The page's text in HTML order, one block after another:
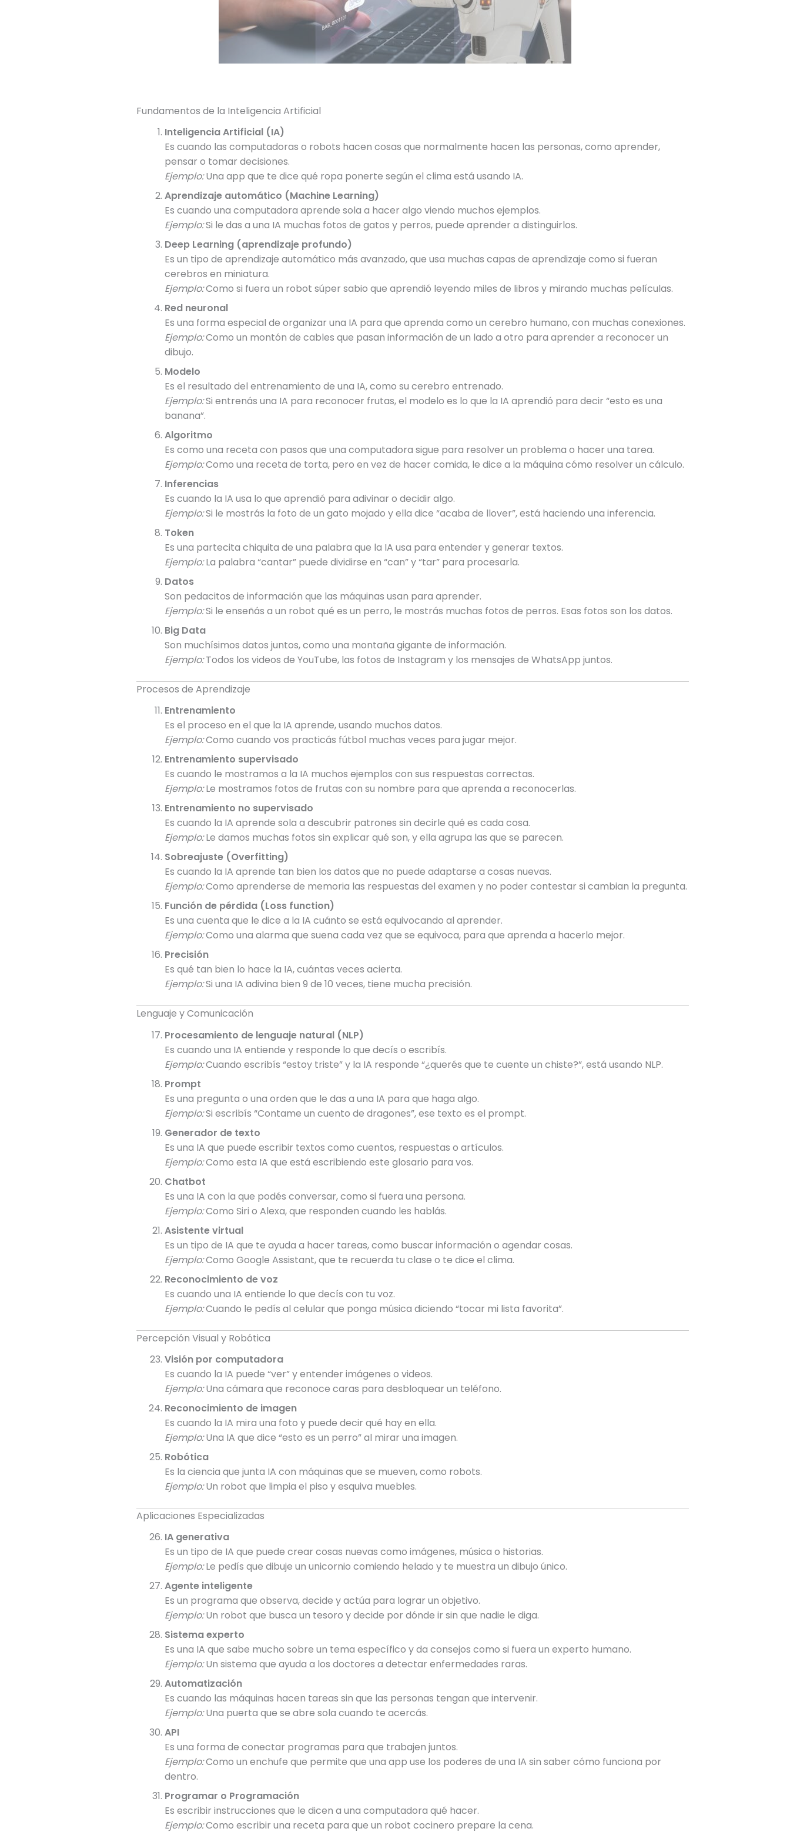
Fundamentos de la Inteligencia Artificial
Inteligencia Artificial (IA)
Es cuando las computadoras o robots hacen cosas que normalmente hacen las personas, como aprender,
pensar o tomar decisiones.
Ejemplo:Una app que te dice qué ropa ponerte según el clima está usando IA.
Aprendizaje automático (Machine Learning)
Es cuando una computadora aprende sola a hacer algo viendo muchos ejemplos.
Ejemplo:Si le das a una IA muchas fotos de gatos y perros, puede aprender a distinguirlos.
Deep Learning (aprendizaje profundo)
Es un tipo de aprendizaje automático más avanzado, que usa muchas capas de aprendizaje como si fueran
cerebros en miniatura.
Ejemplo:Como si fuera un robot súper sabio que aprendió leyendo miles de libros y mirando muchas películas.
Red neuronal
Es una forma especial de organizar una IA para que aprenda como un cerebro humano, con muchas conexiones.
Ejemplo:Como un montón de cables que pasan información de un lado a otro para aprender a reconocer un
dibujo.
Modelo
Es el resultado del entrenamiento de una IA, como su cerebro entrenado.
Ejemplo:Si entrenás una IA para reconocer frutas, el modelo es lo que la IA aprendió para decir “esto es una
banana”.
Algoritmo
Es como una receta con pasos que una computadora sigue para resolver un problema o hacer una tarea.
Ejemplo:Como una receta de torta, pero en vez de hacer comida, le dice a la máquina cómo resolver un cálculo.
Inferencias
Es cuando la IA usa lo que aprendió para adivinar o decidir algo.
Ejemplo:Si le mostrás la foto de un gato mojado y ella dice “acaba de llover”, está haciendo una inferencia.
Token
Es una partecita chiquita de una palabra que la IA usa para entender y generar textos.
Ejemplo:La palabra “cantar” puede dividirse en “can” y “tar” para procesarla.
Datos
Son pedacitos de información que las máquinas usan para aprender.
Ejemplo:Si le enseñás a un robot qué es un perro, le mostrás muchas fotos de perros. Esas fotos son los datos.
Big Data
Son muchísimos datos juntos, como una montaña gigante de información.
Ejemplo:Todos los videos de YouTube, las fotos de Instagram y los mensajes de WhatsApp juntos.
Procesos de Aprendizaje
Entrenamiento
Es el proceso en el que la IA aprende, usando muchos datos.
Ejemplo:Como cuando vos practicás fútbol muchas veces para jugar mejor.
Entrenamiento supervisado
Es cuando le mostramos a la IA muchos ejemplos con sus respuestas correctas.
Ejemplo:Le mostramos fotos de frutas con su nombre para que aprenda a reconocerlas.
Entrenamiento no supervisado
Es cuando la IA aprende sola a descubrir patrones sin decirle qué es cada cosa.
Ejemplo:Le damos muchas fotos sin explicar qué son, y ella agrupa las que se parecen.
Sobreajuste (Overfitting)
Es cuando la IA aprende tan bien los datos que no puede adaptarse a cosas nuevas.
Ejemplo:Como aprenderse de memoria las respuestas del examen y no poder contestar si cambian la pregunta.
Función de pérdida (Loss function)
Es una cuenta que le dice a la IA cuánto se está equivocando al aprender.
Ejemplo:Como una alarma que suena cada vez que se equivoca, para que aprenda a hacerlo mejor.
Precisión
Es qué tan bien lo hace la IA, cuántas veces acierta.
Ejemplo:Si una IA adivina bien 9 de 10 veces, tiene mucha precisión.
Lenguaje y Comunicación
Procesamiento de lenguaje natural (NLP)
Es cuando una IA entiende y responde lo que decís o escribís.
Ejemplo:Cuando escribís “estoy triste” y la IA responde “¿querés que te cuente un chiste?”, está usando NLP.
Prompt
Es una pregunta o una orden que le das a una IA para que haga algo.
Ejemplo:Si escribís “Contame un cuento de dragones”, ese texto es el prompt.
Generador de texto
Es una IA que puede escribir textos como cuentos, respuestas o artículos.
Ejemplo:Como esta IA que está escribiendo este glosario para vos.
Chatbot
Es una IA con la que podés conversar, como si fuera una persona.
Ejemplo:Como Siri o Alexa, que responden cuando les hablás.
Asistente virtual
Es un tipo de IA que te ayuda a hacer tareas, como buscar información o agendar cosas.
Ejemplo:Como Google Assistant, que te recuerda tu clase o te dice el clima.
Reconocimiento de voz
Es cuando una IA entiende lo que decís con tu voz.
Ejemplo:Cuando le pedís al celular que ponga música diciendo “tocar mi lista favorita”.
Percepción Visual y Robótica
Visión por computadora
Es cuando la IA puede “ver” y entender imágenes o videos.
Ejemplo:Una cámara que reconoce caras para desbloquear un teléfono.
Reconocimiento de imagen
Es cuando la IA mira una foto y puede decir qué hay en ella.
Ejemplo:Una IA que dice “esto es un perro” al mirar una imagen.
Robótica
Es la ciencia que junta IA con máquinas que se mueven, como robots.
Ejemplo:Un robot que limpia el piso y esquiva muebles.
Aplicaciones Especializadas
IA generativa
Es un tipo de IA que puede crear cosas nuevas como imágenes, música o historias.
Ejemplo:Le pedís que dibuje un unicornio comiendo helado y te muestra un dibujo único.
Agente inteligente
Es un programa que observa, decide y actúa para lograr un objetivo.
Ejemplo:Un robot que busca un tesoro y decide por dónde ir sin que nadie le diga.
Sistema experto
Es una IA que sabe mucho sobre un tema específico y da consejos como si fuera un experto humano.
Ejemplo:Un sistema que ayuda a los doctores a detectar enfermedades raras.
Automatización
Es cuando las máquinas hacen tareas sin que las personas tengan que intervenir.
Ejemplo:Una puerta que se abre sola cuando te acercás.
API
Es una forma de conectar programas para que trabajen juntos.
Ejemplo:Como un enchufe que permite que una app use los poderes de una IA sin saber cómo funciona por
dentro.
Programar o Programación
Es escribir instrucciones que le dicen a una computadora qué hacer.
Ejemplo:Como escribir una receta para que un robot cocinero prepare la cena.